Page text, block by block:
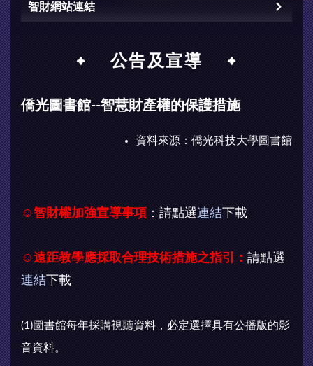
智財網站連結
公告及宣導
僑光圖書館--智慧財產權的保護措施
資料來源： 僑光科技大學圖書館
☺智財權加強宣導事項 ：請點選連結 下載
☺遠距教學應採取合理技術措施之指引： 請點選
連結 下載
(1)圖書館每年採購視聽資料，必定選擇具有公播版的影
音資料。